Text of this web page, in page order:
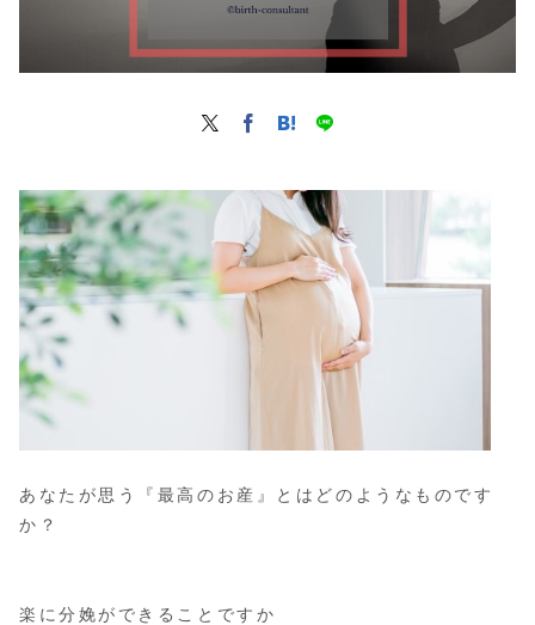
あなたが思う『最高のお産』とはどのようなものです
か？
楽に分娩ができることですか